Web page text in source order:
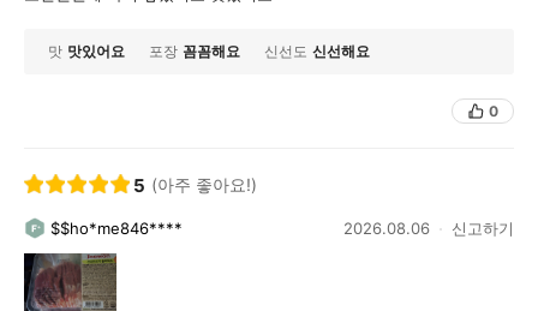
맛 맛있어요 포장 꼼꼼해요 신선도 신선해요
0
5 (아주 좋아요!)
$$ho*me846**** 2026.08.06 신고하기